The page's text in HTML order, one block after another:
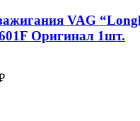
VAG
Оригинал 1шт.